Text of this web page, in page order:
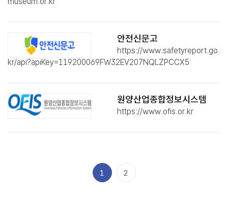
안전신문고
https://www.safetyreport.go.
kr/api?apiKey=119200069FW32EV207NQLZPCCX5
원양산업종합정보시스템
https://www.ofis.or.kr
1 2